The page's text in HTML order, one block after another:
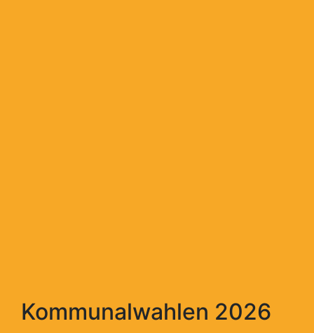
Kommunalwahlen 2026